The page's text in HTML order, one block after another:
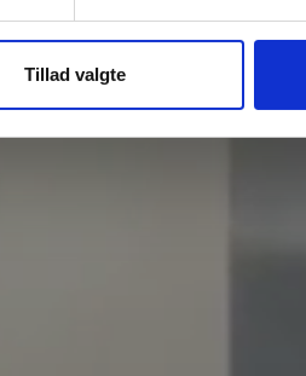
Tillad valgte